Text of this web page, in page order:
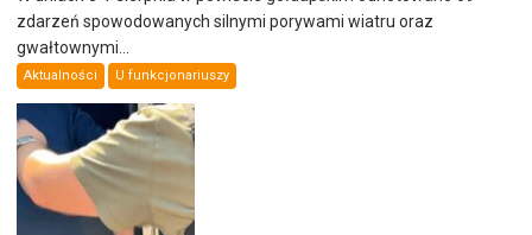
zdarzeń spowodowanych silnymi porywami wiatru oraz
gwałtownymi...
Aktualności U funkcjonariuszy